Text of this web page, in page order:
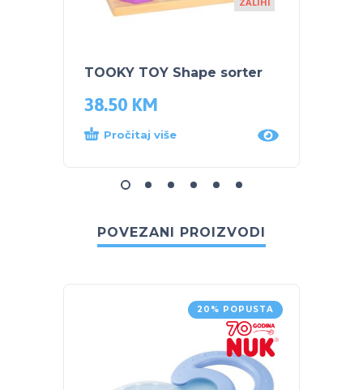
TOOKY TOY Shape sorter
38.50 KM
Pročitaj više
POVEZANI PROIZVODI
20% POPUSTA